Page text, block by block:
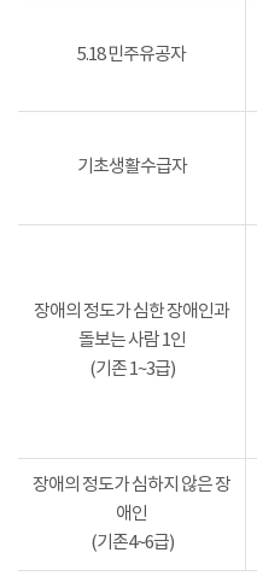
5.18 민주유공자
기초생활수급자
장애의 정도가 심한 장애인과
돌보는 사람 1인
(기존 1~3급)
장애의 정도가 심하지 않은 장
애인
(기존4~6급)